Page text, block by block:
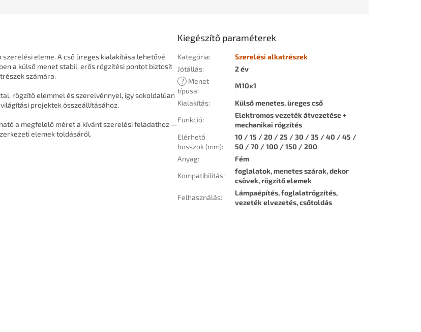
eleme. A cső üreges kialakítása lehetővé
a külső menet stabil, erős rögzítési pontot biztosít
számára.
rögzítő elemmel és szerelvénnyel, így sokoldalúan
projektek összeállításához.
a megfelelő méret a kívánt szerelési feladathoz —
elemek toldásáról.
Kiegészítő paraméterek
Kategória:
Szerelési alkatrészek
Jótállás:
2 év
? Menet
típusa:
M10x1
Kialakítás:
Külső menetes, üreges cső
Funkció:
Elektromos vezeték átvezetése +
mechanikai rögzítés
Elérhető
hosszok (mm):
10 / 15 / 20 / 25 / 30 / 35 / 40 / 45 /
50 / 70 / 100 / 150 / 200
Anyag:
Fém
Kompatibilitás:
foglalatok, menetes szárak, dekor
csövek, rögzítő elemek
Felhasználás:
Lámpaépítés, foglalatrögzítés,
vezeték elvezetés, csőtoldás